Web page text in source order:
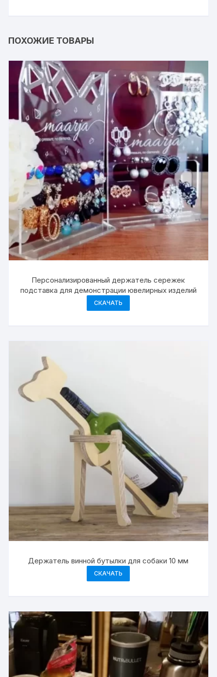
ПОХОЖИЕ ТОВАРЫ
Персонализированный держатель сережек
подставка для демонстрации ювелирных изделий
СКАЧАТЬ
Держатель винной бутылки для собаки 10 мм
СКАЧАТЬ